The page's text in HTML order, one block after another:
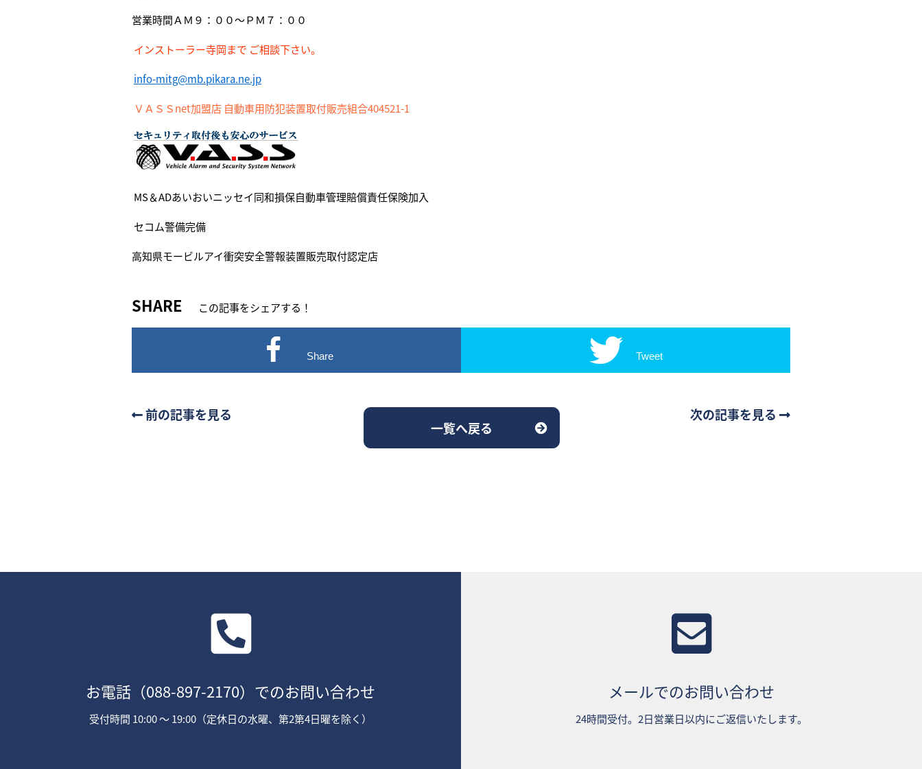
営業時間ＡＭ９：００～ＰＭ７：００
インストーラー寺岡まで ご相談下さい。
info-mitg@mb.pikara.ne.jp
ＶＡＳＳnet加盟店 自動車用防犯装置取付販売組合404521-1
MS＆ADあいおいニッセイ同和損保自動車管理賠償責任保険加入
セコム警備完備
高知県モービルアイ衝突安全警報装置販売取付認定店
SHARE この記事をシェアする！
Share Tweet
前の記事を見る
一覧へ戻る
次の記事を見る
お電話 （088-897-2170） でのお問い合わせ
受付時間 10:00 〜 19:00（定休日の水曜、第2第4日曜を除く）
メールでのお問い合わせ
24時間受付。2日営業日以内にご返信いたします。